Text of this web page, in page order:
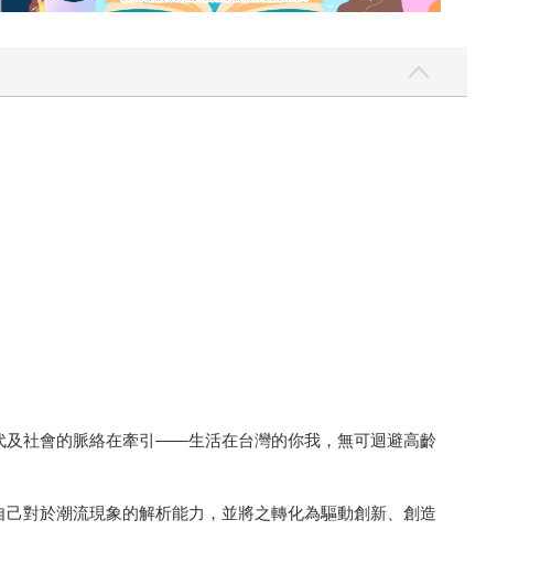
及社會的脈絡在牽引——生活在台灣的你我，無可迴避高齡
對於潮流現象的解析能力，並將之轉化為驅動創新、創造